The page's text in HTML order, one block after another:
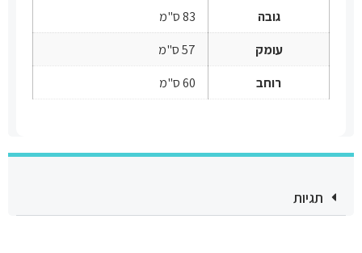
גובה
83 ס"מ
עומק
57 ס"מ
רוחב
60 ס"מ
תגיות